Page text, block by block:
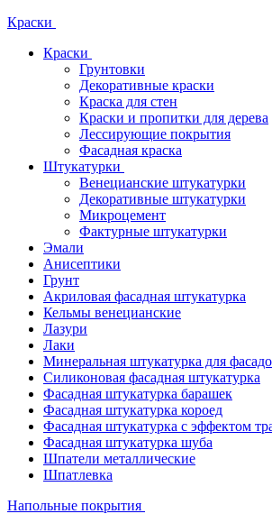
Краски
Краски
Грунтовки
Декоративные краски
Краска для стен
Краски и пропитки для дерева
Лессирующие покрытия
Фасадная краска
Штукатурки
Венецианские штукатурки
Декоративные штукатурки
Микроцемент
Фактурные штукатурки
Эмали
Анисептики
Грунт
Акриловая фасадная штукатурка
Кельмы венецианские
Лазури
Лаки
Минеральная штукатурка для
Силиконовая фасадная штукатурка
Фасадная штукатурка барашек
Фасадная штукатурка короед
Фасадная штукатурка с эффектом
Фасадная штукатурка шуба
Шпатели металлические
Шпатлевка
Напольные покрытия